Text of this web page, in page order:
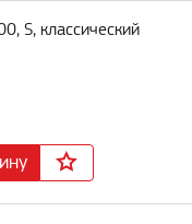
S, классический